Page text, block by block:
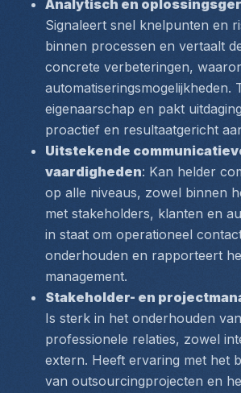
Analytisch en
Signaleert snel knelpunten en
binnen processen en vertaalt
concrete verbeteringen,
automatiseringsmogelijkheden.
eigenaarschap en pakt
proactief en resultaatgericht
Uitstekende
vaardigheden: Kan helder
op alle niveaus, zowel binnen
met stakeholders, klanten en
in staat om operationeel
onderhouden en rapporteert
management.
Stakeholder- en
Is sterk in het onderhouden van
professionele relaties, zowel
extern. Heeft ervaring met het
van outsourcingprojecten en